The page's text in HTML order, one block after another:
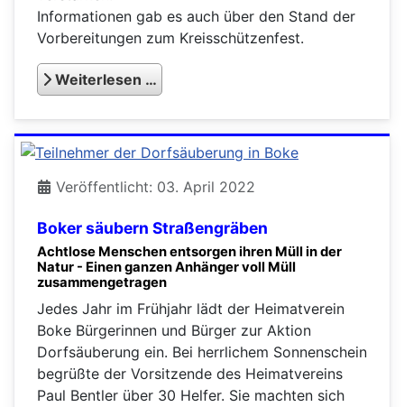
Informationen gab es auch über den Stand der
Vorbereitungen zum Kreisschützenfest.
Weiterlesen …
Boker säubern Straßengräben
Veröffentlicht: 03. April 2022
Achtlose Menschen entsorgen ihren Müll in der
Natur - Einen ganzen Anhänger voll Müll
zusammengetragen
Jedes Jahr im Frühjahr lädt der Heimatverein
Boke Bürgerinnen und Bürger zur Aktion
Dorfsäuberung ein. Bei herrlichem Sonnenschein
begrüßte der Vorsitzende des Heimatvereins
Paul Bentler über 30 Helfer. Sie machten sich